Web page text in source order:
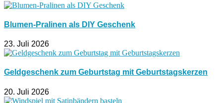
Blumen-Pralinen als DIY Geschenk
23. Juli 2026
Geldgeschenk zum Geburtstag mit Geburtstagskerzen
20. Juli 2026